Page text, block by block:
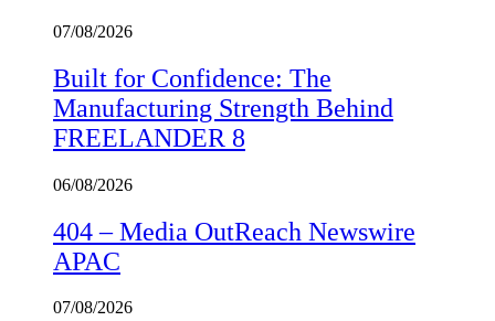
07/08/2026
Built for Confidence: The
Manufacturing Strength Behind
FREELANDER 8
06/08/2026
404 – Media OutReach Newswire
APAC
07/08/2026